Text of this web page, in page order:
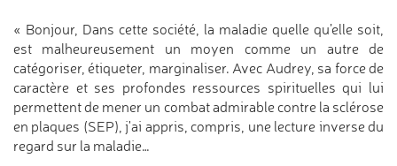
« Bonjour, Dans cette société, la maladie quelle qu’elle soit,
est malheureusement un moyen comme un autre de
catégoriser, étiqueter, marginaliser. Avec Audrey, sa force de
caractère et ses profondes ressources spirituelles qui lui
permettent de mener un combat admirable contre la sclérose
en plaques (SEP), j'ai appris, compris, une lecture inverse du
regard sur la maladie…